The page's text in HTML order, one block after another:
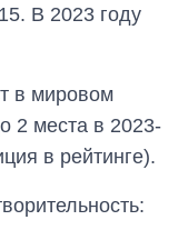
В 2023 году
в мировом
2 места в 2023-
в рейтинге).
Дефицит памяти:
как вырос спрос
на чипы за
последние годы и
на 2027-й